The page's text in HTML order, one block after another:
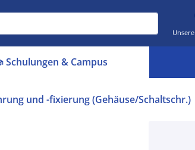
Schulungen & Campus
und -fixierung (Gehäuse/Schaltschr.)